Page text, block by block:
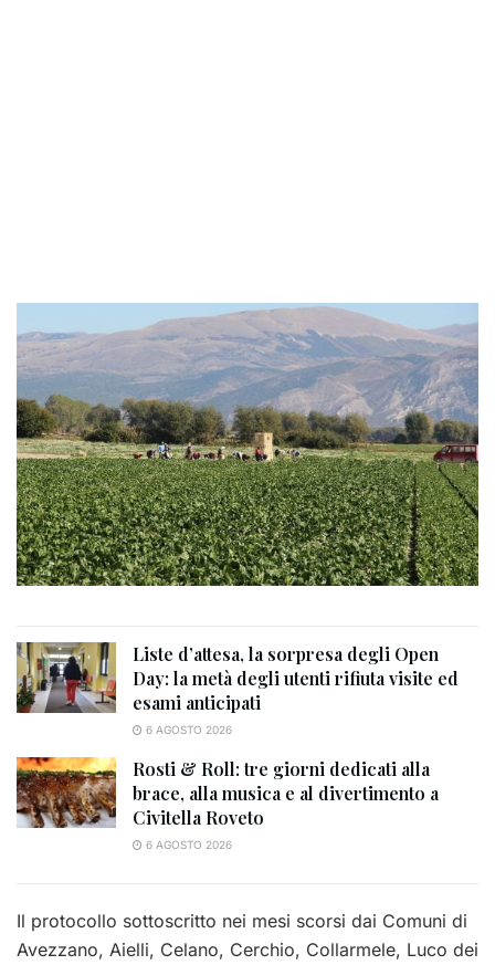
Liste d’attesa, la sorpresa degli Open
Day: la metà degli utenti rifiuta visite ed
esami anticipati
6 AGOSTO 2026
Rosti & Roll: tre giorni dedicati alla
brace, alla musica e al divertimento a
Civitella Roveto
6 AGOSTO 2026
Il protocollo sottoscritto nei mesi scorsi dai Comuni di
Avezzano, Aielli, Celano, Cerchio, Collarmele, Luco dei